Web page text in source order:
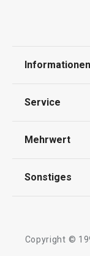
Informationen
Impressum
Service
Kontaktformular
Mehrwert
Qualität
Sonstiges
Copyright ©